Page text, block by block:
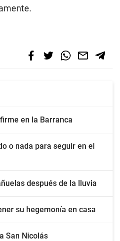
en la Barranca
o nada para seguir en el
después de la lluvia
su hegemonía en casa
San Nicolás